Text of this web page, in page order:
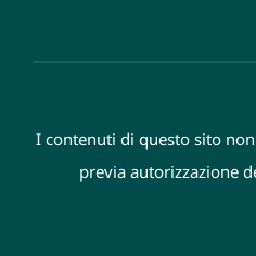
I contenuti di questo sito
previa autorizzazione